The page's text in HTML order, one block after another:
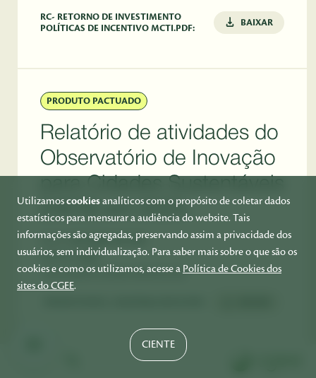
RC- RETORNO DE INVESTIMENTO
POLÍTICAS DE INCENTIVO MCTI.PDF:
BAIXAR
PRODUTO PACTUADO
Relatório de atividades do
Observatório de Inovação
(OICS) em 2025.
DATA 2 DE ABRIL DE 2026
EDITOR: CGEE
DOCUMENTOS PARA DOWNLOAD:
Utilizamoscookiesanalíticos com o propósito de coletar dados
estatísticos para mensurar a audiência do website. Tais
informações são agregadas, preservando assim a privacidade dos
usuários, sem individualização. Para saber mais sobre o que são os
cookies e como os utilizamos, acesse a Política de Cookies dos
sites do CGEE.
CIENTE